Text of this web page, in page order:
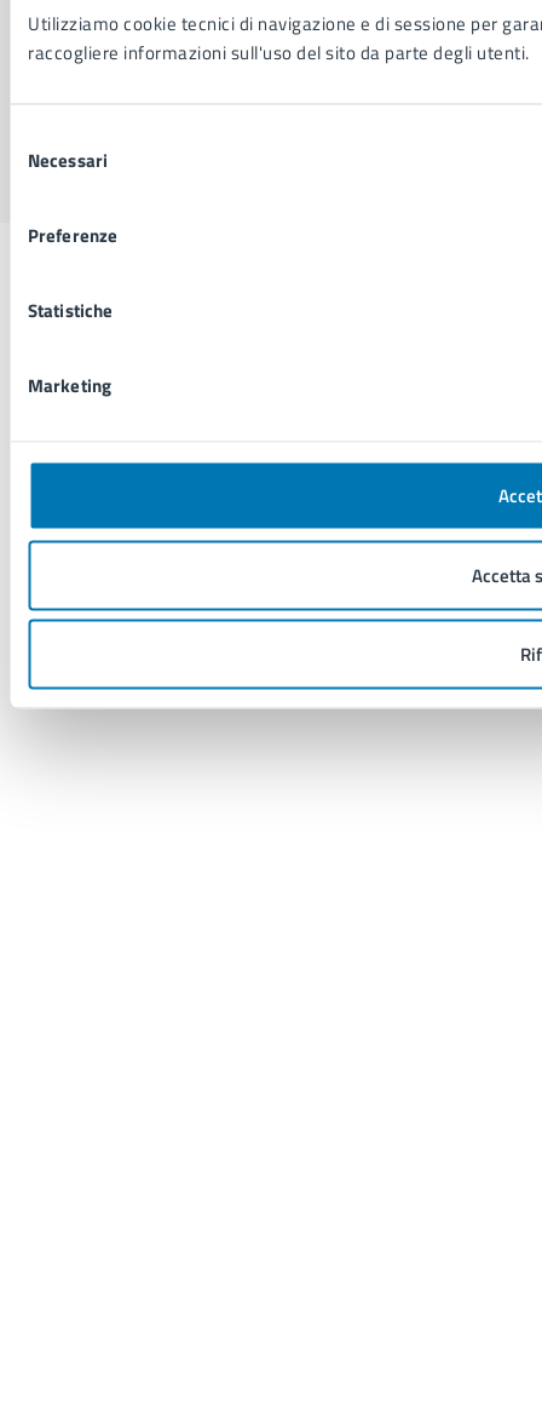
Utilizziamo cookie tecnici di navigazione e di sessione per
raccogliere informazioni sull'uso del sito da parte degli utenti.
delNecessari
Preferenze
Statistiche
Marketing
Accetta
FacebookX YouTubeInstagramLinkedInTelegramWhatsApp